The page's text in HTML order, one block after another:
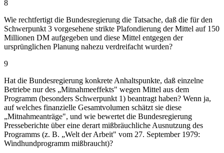
8
Wie rechtfertigt die Bundesregierung die Tatsache, daß die für den
Schwerpunkt 3 vorgesehene strikte Plafondierung der Mittel auf 150
Millionen DM aufgegeben und diese Mittel entgegen der
ursprünglichen Planung nahezu verdreifacht wurden?
9
Hat die Bundesregierung konkrete Anhaltspunkte, daß einzelne
Betriebe nur des „Mitnahmeeffekts" wegen Mittel aus dem
Programm (besonders Schwerpunkt 1) beantragt haben? Wenn ja,
auf welches finanzielle Gesamtvolumen schätzt sie diese
„Mitnahmeanträge", und wie bewertet die Bundesregierung
Presseberichte über eine derart mißbräuchliche Ausnutzung des
Programms (z. B. „Welt der Arbeit" vom 27. September 1979:
Windhundprogramm mißbraucht)?